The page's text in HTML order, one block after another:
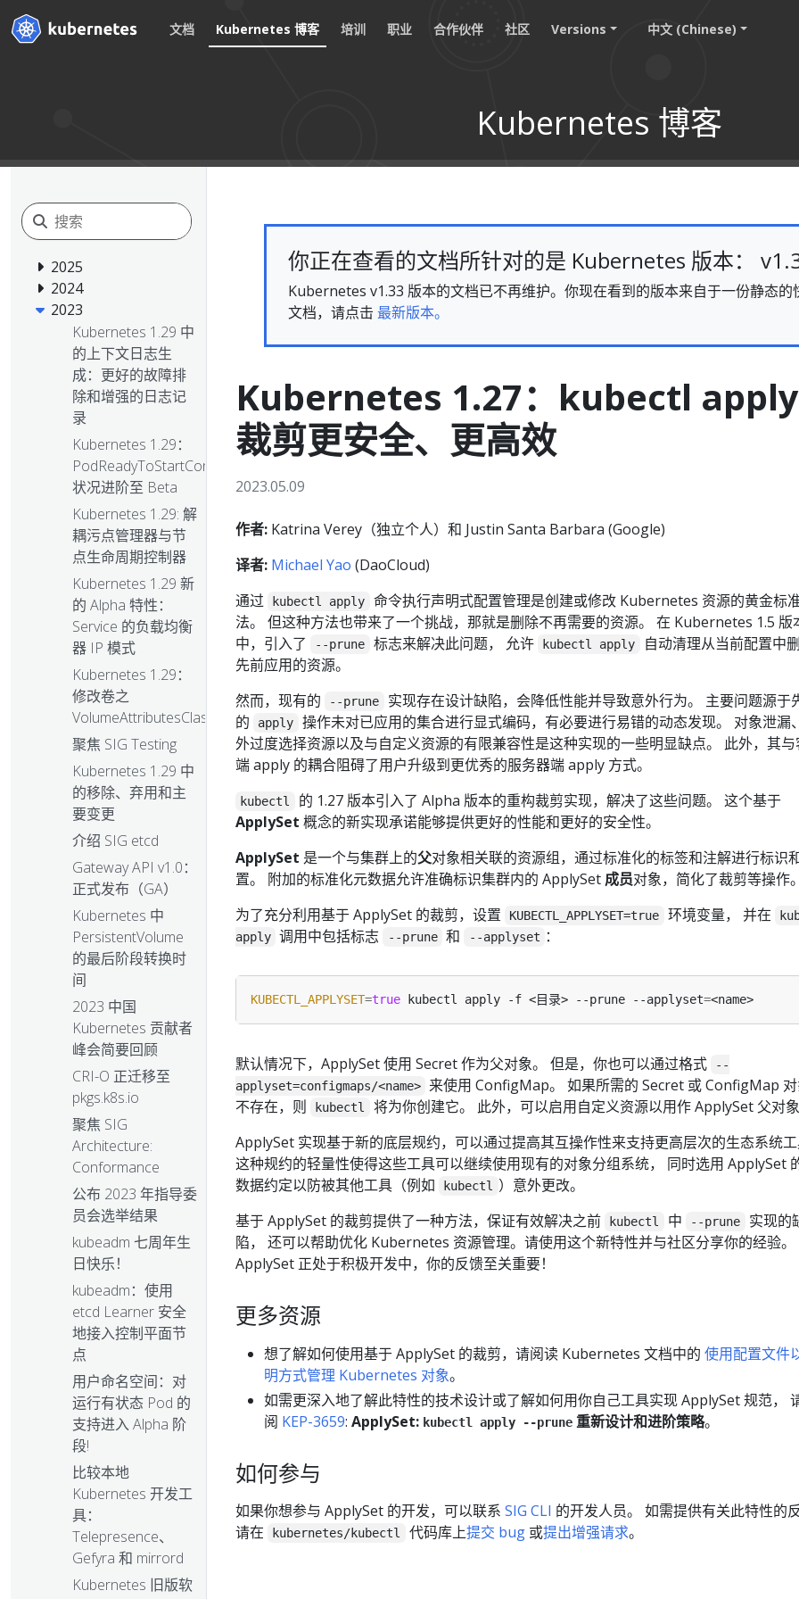
文档 Kubernetes 博客 培训 职业 合作伙伴 社区 Versions 中文 (Chinese)
Kubernetes 博客
2025
2024
2023
Kubernetes 1.29 中
的上下文日志生
成：更好的故障排
除和增强的日志记
录
Kubernetes 1.29：
PodReadyToStartContainers
状况进阶至 Beta
Kubernetes 1.29: 解
耦污点管理器与节
点生命周期控制器
Kubernetes 1.29 新
的 Alpha 特性：
Service 的负载均衡
器 IP 模式
Kubernetes 1.29：
修改卷之
VolumeAttributesClass
聚焦 SIG Testing
Kubernetes 1.29 中
的移除、弃用和主
要变更
介绍 SIG etcd
Gateway API v1.0：
正式发布（GA）
Kubernetes 中
PersistentVolume
的最后阶段转换时
间
2023 中国
Kubernetes 贡献者
峰会简要回顾
CRI-O 正迁移至
pkgs.k8s.io
聚焦 SIG
Architecture:
Conformance
公布 2023 年指导委
员会选举结果
kubeadm 七周年生
日快乐！
kubeadm：使用
etcd Learner 安全
地接入控制平面节
点
用户命名空间：对
运行有状态 Pod 的
支持进入 Alpha 阶
段!
比较本地
Kubernetes 开发工
具：
Telepresence、
Gefyra 和 mirrord
Kubernetes 旧版软
你正在查看的文档所针对的是 Kubernetes 版本：
Kubernetes v1.33 版本的文档已不再维护。你现在看到的版本来自于一份静态的
文档，请点击 最新版本。
Kubernetes 1.27：kubectl apply
裁剪更安全、更高效
2023.05.09
作者: Katrina Verey（独立个人）和 Justin Santa Barbara (Google)
译者: Michael Yao (DaoCloud)
通过
kubectl apply
命令执行声明式配置管理是创建或修改 Kubernetes 资源的黄金标
法。 但这种方法也带来了一个挑战，那就是删除不再需要的资源。 在 Kubernetes 1.5 版
中，引入了
--prune 标志来解决此问题， 允许 kubectl apply
自动清理从当前配置中
先前应用的资源。
然而，现有的
--prune
实现存在设计缺陷，会降低性能并导致意外行为。 主要问题源于
的
apply
操作未对已应用的集合进行显式编码，有必要进行易错的动态发现。 对象泄漏
外过度选择资源以及与自定义资源的有限兼容性是这种实现的一些明显缺点。 此外，其与
端 apply 的耦合阻碍了用户升级到更优秀的服务器端 apply 方式。
kubectl
的 1.27 版本引入了 Alpha 版本的重构裁剪实现，解决了这些问题。 这个基于
ApplySet 概念的新实现承诺能够提供更好的性能和更好的安全性。
ApplySet 是一个与集群上的父对象相关联的资源组，通过标准化的标签和注解进行标识
置。 附加的标准化元数据允许准确标识集群内的 ApplySet 成员对象，简化了裁剪等操作。
为了充分利用基于 ApplySet 的裁剪，设置
KUBECTL_APPLYSET=true 环境变量， 并在
apply 调用中包括标志 --prune 和 --applyset ：
KUBECTL_APPLYSET=true kubectl apply -f <目录> --prune --applyset=
默认情况下，ApplySet 使用 Secret 作为父对象。 但是，你也可以通过格式
--
applyset=configmaps/<name>
来使用 ConfigMap。 如果所需的 Secret 或 ConfigMap
不存在，则
kubectl
将为你创建它。 此外，可以启用自定义资源以用作 ApplySet 父对象
ApplySet 实现基于新的底层规约，可以通过提高其互操作性来支持更高层次的生态系统工
这种规约的轻量性使得这些工具可以继续使用现有的对象分组系统， 同时选用 ApplySet
数据约定以防被其他工具（例如
kubectl
）意外更改。
基于 ApplySet 的裁剪提供了一种方法，保证有效解决之前
kubectl 中 --prune
实现的
陷， 还可以帮助优化 Kubernetes 资源管理。请使用这个新特性并与社区分享你的经验。
ApplySet 正处于积极开发中，你的反馈至关重要！
更多资源
想了解如何使用基于 ApplySet 的裁剪，请阅读 Kubernetes 文档中的 使用配置文件
明方式管理 Kubernetes 对象。
如需更深入地了解此特性的技术设计或了解如何用你自己工具实现 ApplySet 规范，
阅 KEP-3659: ApplySet: kubectl apply --prune 重新设计和进阶策略。
如何参与
如果你想参与 ApplySet 的开发，可以联系 SIG CLI 的开发人员。 如需提供有关此特性的反
请在
kubernetes/kubectl 代码库上提交 bug或提出增强请求。